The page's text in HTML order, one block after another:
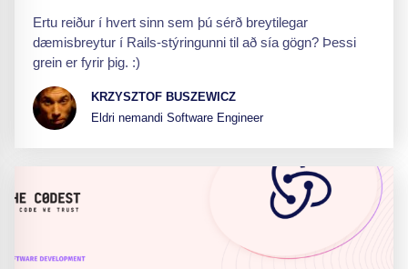
Ertu reiður í hvert sinn sem þú sérð breytilegar
dæmisbreytur í Rails-stýringunni til að sía gögn? Þessi
grein er fyrir þig. :)
KRZYSZTOF BUSZEWICZ
Eldri nemandi Software Engineer